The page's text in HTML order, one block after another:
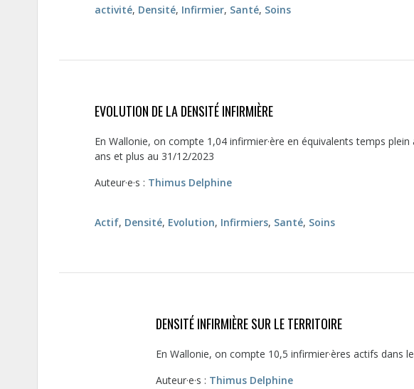
activité, Densité, Infirmier, Santé, Soins
EVOLUTION DE LA DENSITÉ INFIRMIÈRE
En Wallonie, on compte 1,04 infirmier·ère en équivalents temps
ans et plus au 31/12/2023
Auteur·e·s : Thimus Delphine
Actif, Densité, Evolution, Infirmiers, Santé, Soins
DENSITÉ INFIRMIÈRE SUR LE TERRITOIRE
En Wallonie, on compte 10,5 infirmier·ères actifs dans
Auteur·e·s : Thimus Delphine